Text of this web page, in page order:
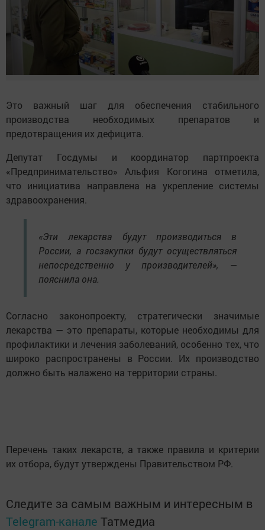
Это важный шаг для обеспечения стабильного
производства необходимых препаратов и
предотвращения их дефицита.
Депутат Госдумы и координатор партпроекта
«Предпринимательство» Альфия Когогина отметила,
что инициатива направлена на укрепление системы
здравоохранения.
«Эти лекарства будут производиться в
России, а госзакупки будут осуществляться
непосредственно у производителей», —
пояснила она.
Согласно законопроекту, стратегически значимые
лекарства — это препараты, которые необходимы для
профилактики и лечения заболеваний, особенно тех, что
широко распространены в России. Их производство
должно быть налажено на территории страны.
Перечень таких лекарств, а также правила и критерии
их отбора, будут утверждены Правительством РФ.
Следите за самым важным и интересным в
Telegram-канале Татмедиа